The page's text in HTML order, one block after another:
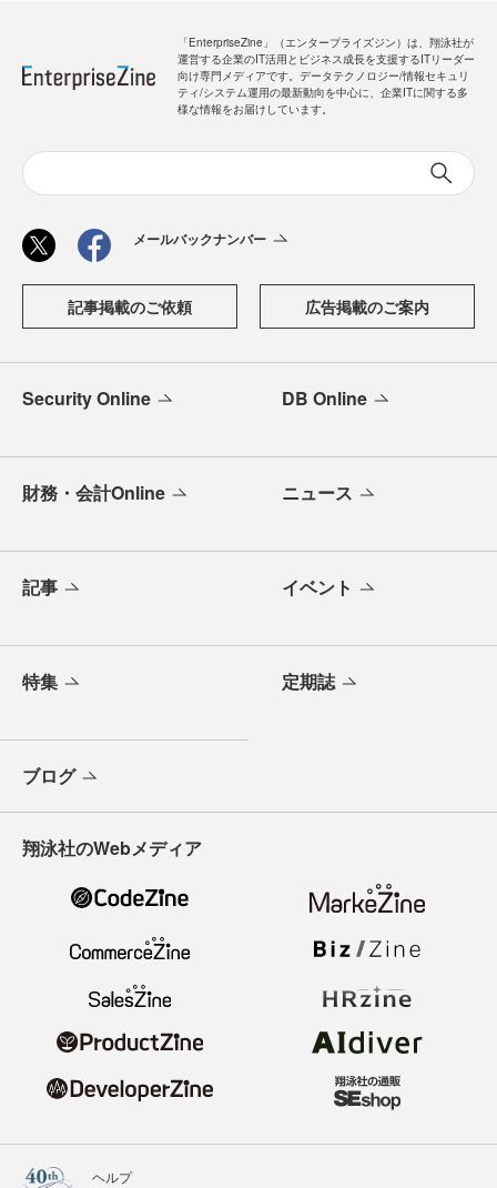
「EnterpriseZine」（エンタープライズジン）は、翔泳社が
運営する企業のIT活用とビジネス成長を支援するITリーダー
向け専門メディアです。データテクノロジー/情報セキュリ
ティ/システム運用の最新動向を中心に、企業ITに関する多
様な情報をお届けしています。
メールバックナンバー
記事掲載のご依頼 広告掲載のご案内
Security Online DB Online
財務・会計Online ニュース
記事 イベント
特集 定期誌
ブログ
翔泳社のWebメディア
ヘルプ